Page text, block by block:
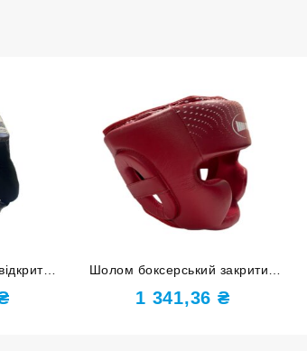
L
Шолом боксерський закритий
HARD TOUCH PU червоний S
1 341,36 ₴